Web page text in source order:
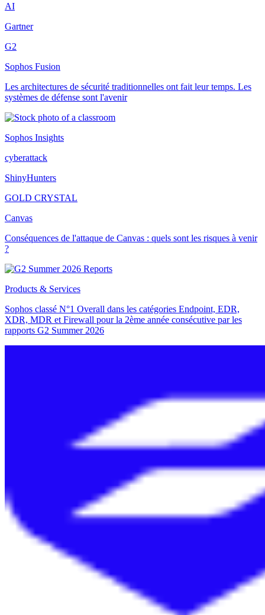
AI
Gartner
G2
Sophos Fusion
Les architectures de sécurité traditionnelles ont fait leur temps. Les
systèmes de défense sont l'avenir
Sophos Insights
cyberattack
ShinyHunters
GOLD CRYSTAL
Canvas
Conséquences de l'attaque de Canvas : quels sont les risques à venir
?
Products & Services
Sophos classé N°1 Overall dans les catégories Endpoint, EDR,
XDR, MDR et Firewall pour la 2ème année consécutive par les
rapports G2 Summer 2026